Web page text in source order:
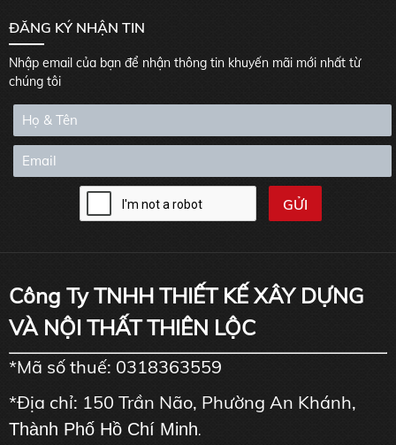
ĐĂNG KÝ NHẬN TIN
Nhập email của bạn để nhận thông tin khuyến mãi mới nhất từ
chúng tôi
Công Ty TNHH THIẾT KẾ XÂY DỰNG
VÀ NỘI THẤT THIÊN LỘC
*Mã số thuế: 0318363559
*Địa chỉ: 150 Trần Não, Phường An Khánh,
Thành Phố Hồ Chí Minh.